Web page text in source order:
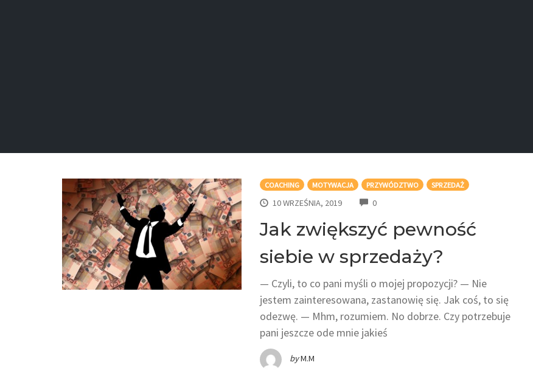
COACHING MOTYWACJA PRZYWÓDZTWO SPRZEDAŻ
10 WRZEŚNIA, 2019 0COMMENTS
Jak zwiększyć pewność
siebie w sprzedaży?
— Czyli, to co pani myśli o mojej propozycji? — Nie
jestem zainteresowana, zastanowię się. Jak coś, to się
odezwę. — Mhm, rozumiem. No dobrze. Czy potrzebuje
pani jeszcze ode mnie jakieś
byM.M